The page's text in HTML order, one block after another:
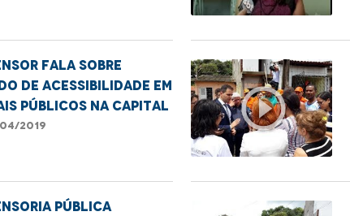
fala sobre
de acessibilidade em
públicos na capital
2019 play_circle_outline
Pública